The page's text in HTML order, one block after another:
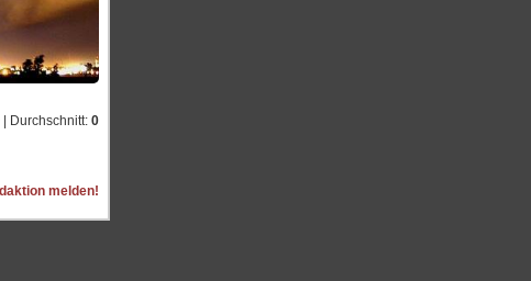
| Durchschnitt: 0
melden!